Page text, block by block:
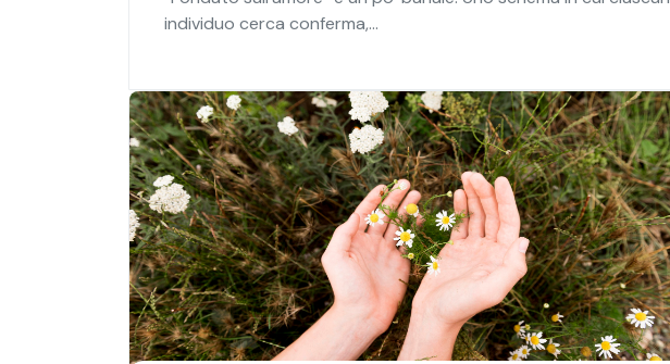
individuo cerca conferma,...